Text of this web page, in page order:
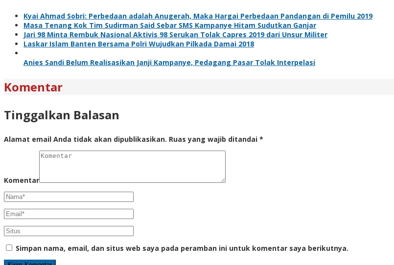
Kyai Ahmad Sobri: Perbedaan adalah Anugerah, Maka Hargai Perbedaan Pandangan di Pemilu 2019
Masa Tenang Kok Tim Sudirman Said Sebar SMS Kampanye Hitam Sudutkan Ganjar
Jari 98 Minta Rembuk Nasional Aktivis 98 Serukan Tolak Capres 2019 dari Unsur Militer
Laskar Islam Banten Bersama Polri Wujudkan Pilkada Damai 2018
Anies Sandi Belum Realisasikan Janji Kampanye, Pedagang Pasar Tolak Interpelasi
Komentar
Tinggalkan Balasan
Alamat email Anda tidak akan dipublikasikan. Ruas yang wajib ditandai *
Komentar
Simpan nama, email, dan situs web saya pada peramban ini untuk komentar saya berikutnya.